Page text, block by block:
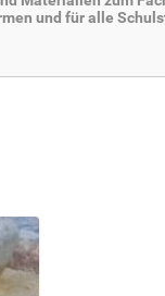
und für alle